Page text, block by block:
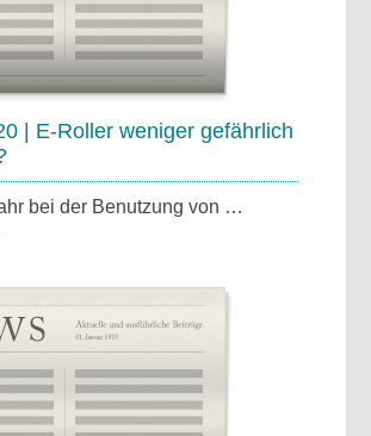
| E-Roller weniger gefährlich
bei der Benutzung von …